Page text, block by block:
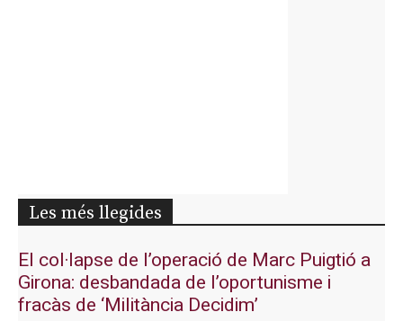
Les més llegides
El col·lapse de l’operació de Marc Puigtió a
Girona: desbandada de l’oportunisme i
fracàs de ‘Militància Decidim’